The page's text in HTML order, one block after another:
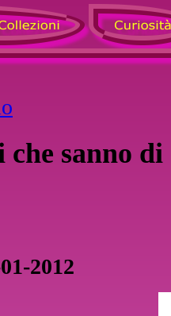
che sanno
2012